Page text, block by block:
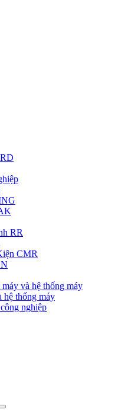
RR
CMR
và hệ thống máy
hệ thống máy
nghiệp